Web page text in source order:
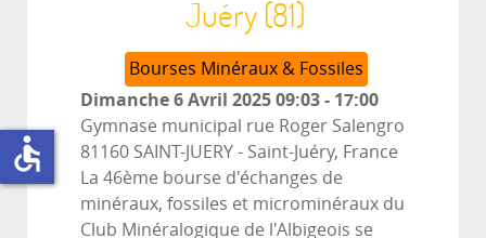
Juéry (81)
Bourses Minéraux & Fossiles
Dimanche 6 Avril 202509:03- 17:00
Gymnase municipal rue Roger Salengro
81160 SAINT-JUERY - Saint-Juéry, France
La 46ème bourse d'échanges de
minéraux, fossiles et microminéraux du
Club Minéralogique de l'Albigeois se
accessible